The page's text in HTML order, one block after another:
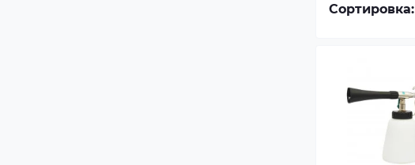
Сортировка: